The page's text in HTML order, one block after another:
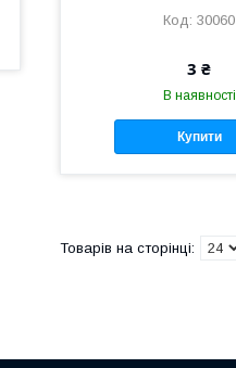
30060
3 ₴
В наявності
Купити